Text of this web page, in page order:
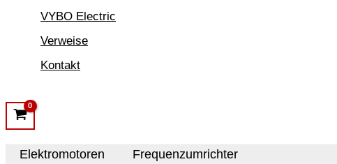
VYBO Electric
Verweise
Kontakt
Elektromotoren Frequenzumrichter